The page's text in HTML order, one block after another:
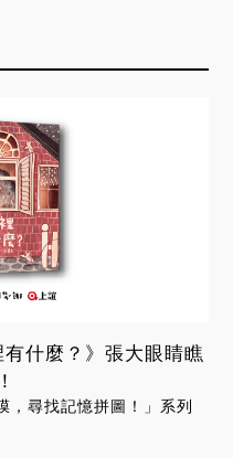
有什麼？》張大眼睛瞧
，尋找記憶拼圖！」系列